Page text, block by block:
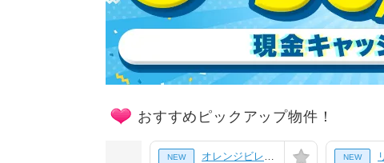
おすすめピックアップ物件！
NEW オレンジビレッジ[1階] NEW